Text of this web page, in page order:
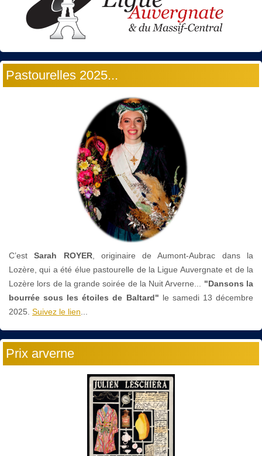
Pastourelles 2025...
C’estSarah ROYER, originaire de Aumont-Aubrac dans la
Lozère, qui a été élue pastourelle de la Ligue Auvergnate et de la
Lozère lors de la grande soirée de la Nuit Arverne... "Dansons la
bourrée sous les étoiles de Baltard" le samedi 13 décembre
2025. Suivez le lien...
Prix arverne